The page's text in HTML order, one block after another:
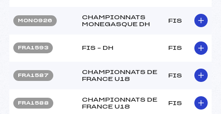
MON0926
CHAMPIONNATS
MONEGASQUE DH
FIS
FRA1593 FIS – DH FIS
FRA1587
CHAMPIONNATS DE
FRANCE U18
FIS
FRA1588
CHAMPIONNATS DE
FRANCE U18
FIS